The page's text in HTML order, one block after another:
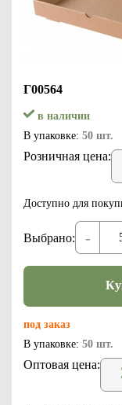
Г00564
в наличии
В упаковке: 50 шт.
Розничная цена:
Доступно для
Выбрано: -
под заказ
В упаковке: 50 шт.
Оптовая цена: